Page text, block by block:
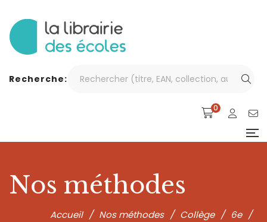
Recherche:
0
Nos méthodes
Accueil / Nos méthodes / Collège / 6e /